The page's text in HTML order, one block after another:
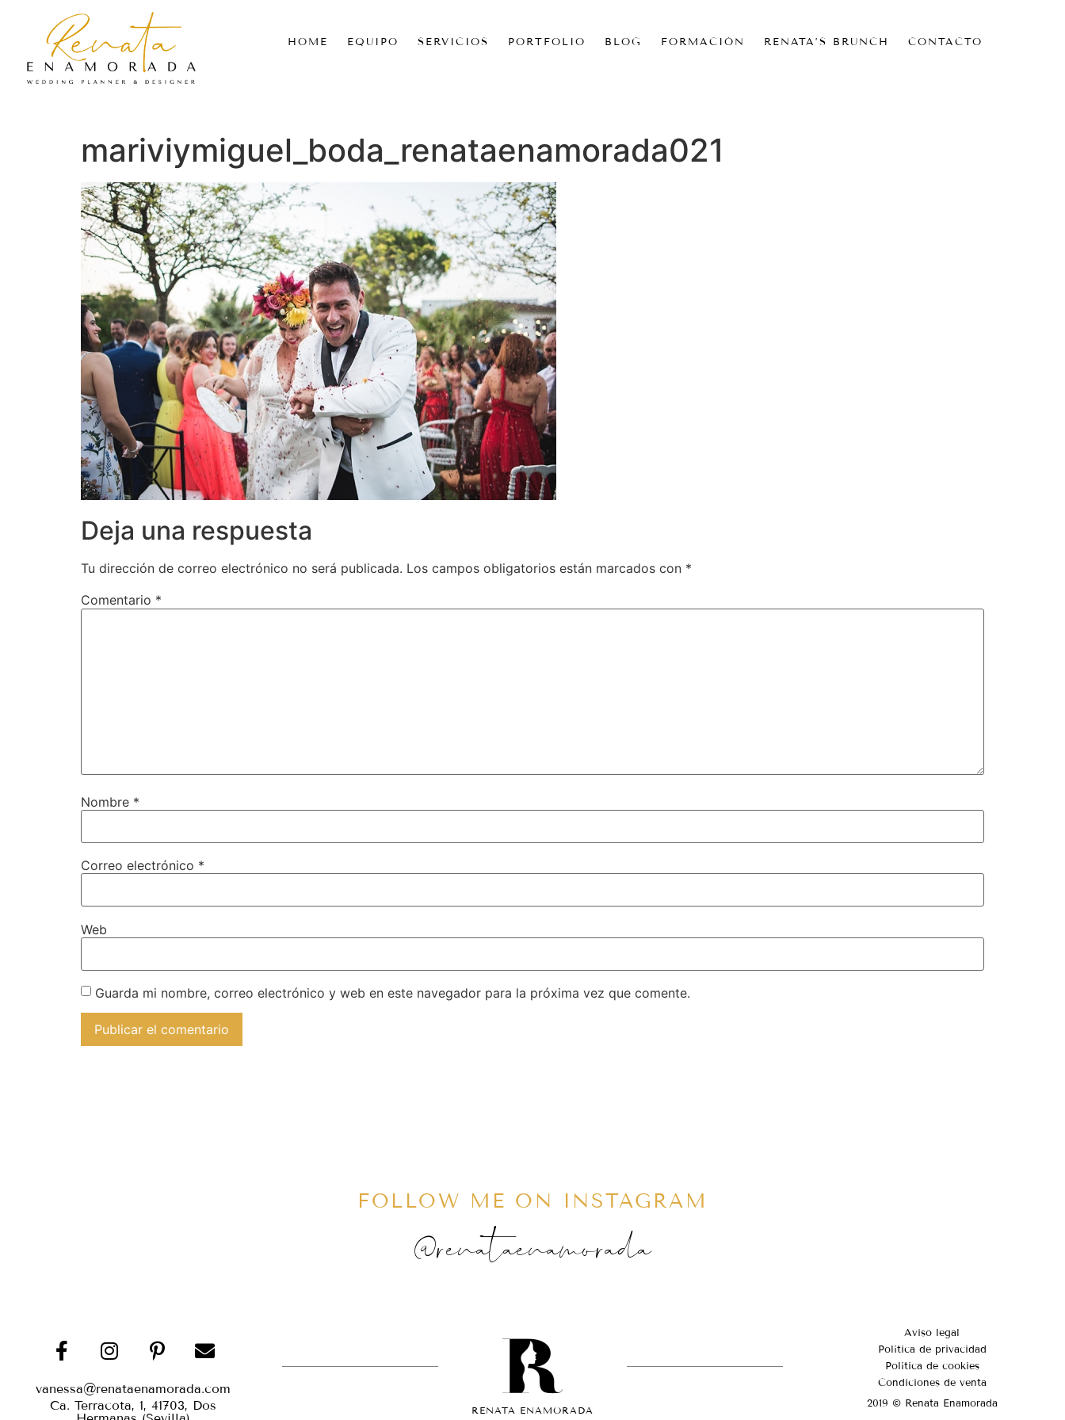
HOME EQUIPO SERVICIOS PORTFOLIO BLOG FORMACIÓN RENATA’S BRUNCH CONTACTO
mariviymiguel_boda_renataenamorada021
Deja una respuesta
Tu dirección de correo electrónico no será publicada. Los campos obligatorios están marcados con *
Comentario *
Nombre *
Correo electrónico *
Web
Guarda mi nombre, correo electrónico y web en este navegador para la próxima vez que comente.
FOLLOW ME ON INSTAGRAM
@renataenamorada
vanessa@renataenamorada.com
Ca. Terracota, 1, 41703, Dos
RENATA ENAMORADA
Aviso legal
Política de privacidad
Política de cookies
Condiciones de venta
2019 © Renata Enamorada